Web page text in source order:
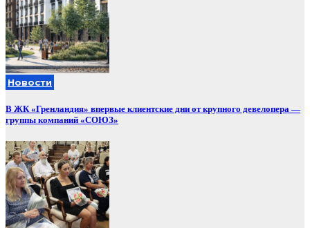
Новости
В ЖК «Гренландия» впервые клиентские дни от крупного девелопера —
группы компаний «СОЮЗ»